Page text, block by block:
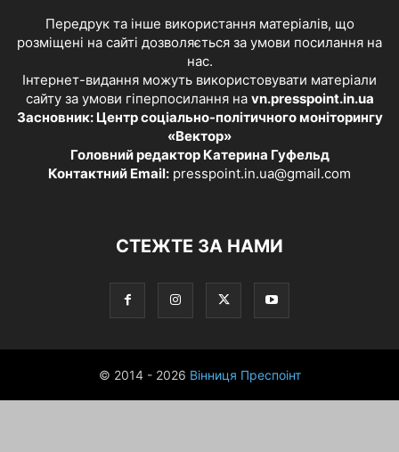
Передрук та інше використання матеріалів, що
розміщені на сайті дозволяється за умови посилання на
нас.
Інтернет-видання можуть використовувати матеріали
сайту за умови гіперпосилання на vn.presspoint.in.ua
Засновник: Центр соціально-політичного моніторингу
«Вектор»
Головний редактор Катерина Гуфельд
Контактний Email: presspoint.in.ua@gmail.com
СТЕЖТЕ ЗА НАМИ
© 2014 - 2026 Вінниця Преспоінт